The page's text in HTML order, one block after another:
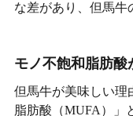
な差があり、但馬牛
モノ不飽和脂肪酸
但馬牛が美味しい理
脂肪酸（MUFA）」